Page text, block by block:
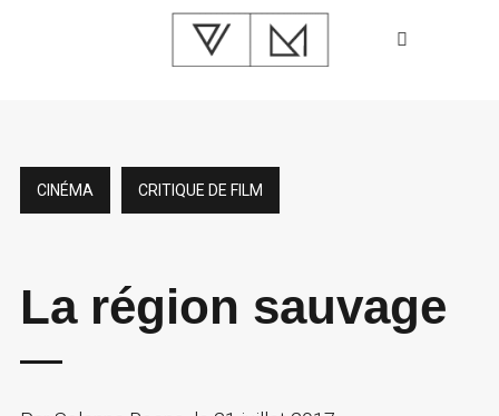
CINÉMA CRITIQUE DE FILM
La région sauvage